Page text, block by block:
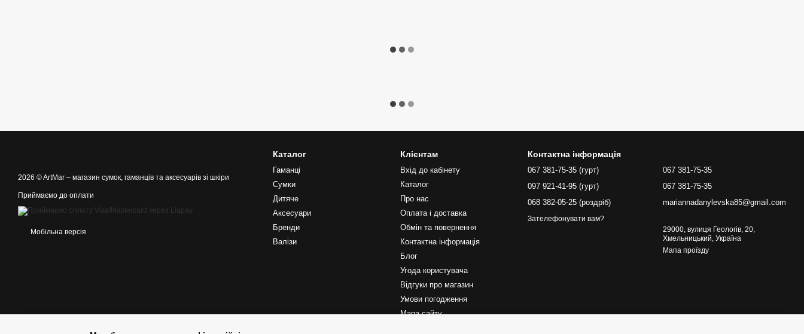
2026 © ArtMar – магазин сумок, гаманців та аксесуарів зі шкіри
Приймаємо до оплати
Мобільна версія
Каталог
Гаманці
Сумки
Дитяче
Аксесуари
Бренди
Валізи
Клієнтам
Вхід до кабінету
Каталог
Про нас
Оплата і доставка
Обмін та повернення
Контактна інформація
Блог
Угода користувача
Відгуки про магазин
Умови погодження
Мапа сайту
Контактна інформація
067 381-75-35 (гурт)
097 921-41-95 (гурт)
068 382-05-25 (роздріб)
Зателефонувати вам?
067 381-75-35
067 381-75-35
mariannadanylevska85@gmail.com
29000, вулиця Геологів, 20,
Хмельницький, Україна
Мапа проїзду